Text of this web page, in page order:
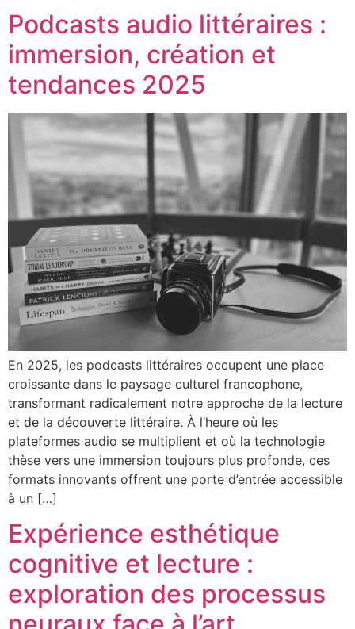
Podcasts audio littéraires :
immersion, création et
tendances 2025
En 2025, les podcasts littéraires occupent une place
croissante dans le paysage culturel francophone,
transformant radicalement notre approche de la lecture
et de la découverte littéraire. À l’heure où les
plateformes audio se multiplient et où la technologie
thèse vers une immersion toujours plus profonde, ces
formats innovants offrent une porte d’entrée accessible
à un […]
Expérience esthétique
cognitive et lecture :
exploration des processus